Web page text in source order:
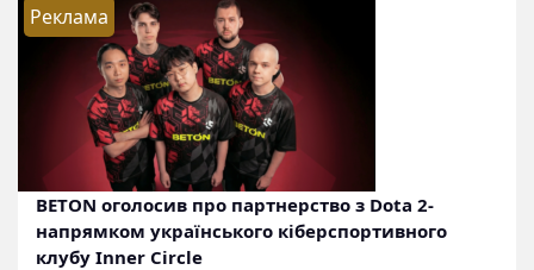
Реклама
BETON оголосив про партнерство з Dota 2-
напрямком українського кіберспортивного
клубу Inner Circle